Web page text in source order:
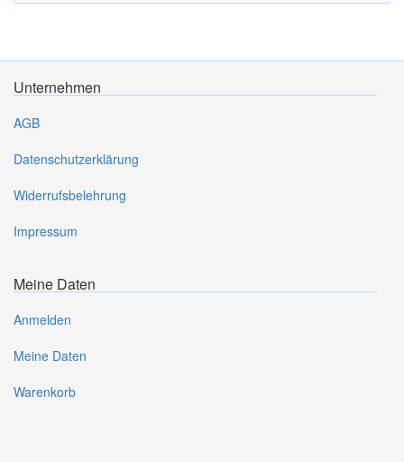
Unternehmen
AGB
Datenschutzerklärung
Widerrufsbelehrung
Impressum
Meine Daten
Anmelden
Meine Daten
Warenkorb